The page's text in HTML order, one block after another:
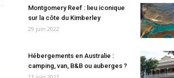
Montgomery Reef : lieu iconique
sur la côte du Kimberley
29 juin 2022
Hébergements en Australie :
camping, van, B&B ou auberges ?